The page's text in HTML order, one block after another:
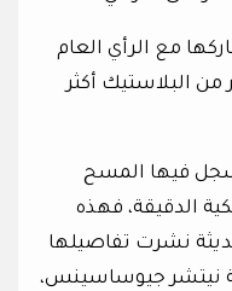
مع الرأي العام
من البلاستيك أكثر
يسجل فيها المسح
الدقيقة، فهذه
نشرت تفاصيلها
نيتشر جيوساسينس،